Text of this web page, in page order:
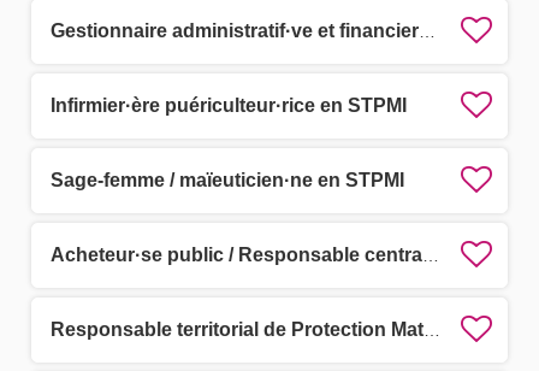
Infirmier·ère puériculteur·rice en STPMI
Sage-femme / maïeuticien·ne en STPMI